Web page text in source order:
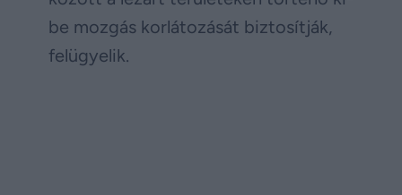
be mozgás korlátozását biztosítják,
felügyelik.